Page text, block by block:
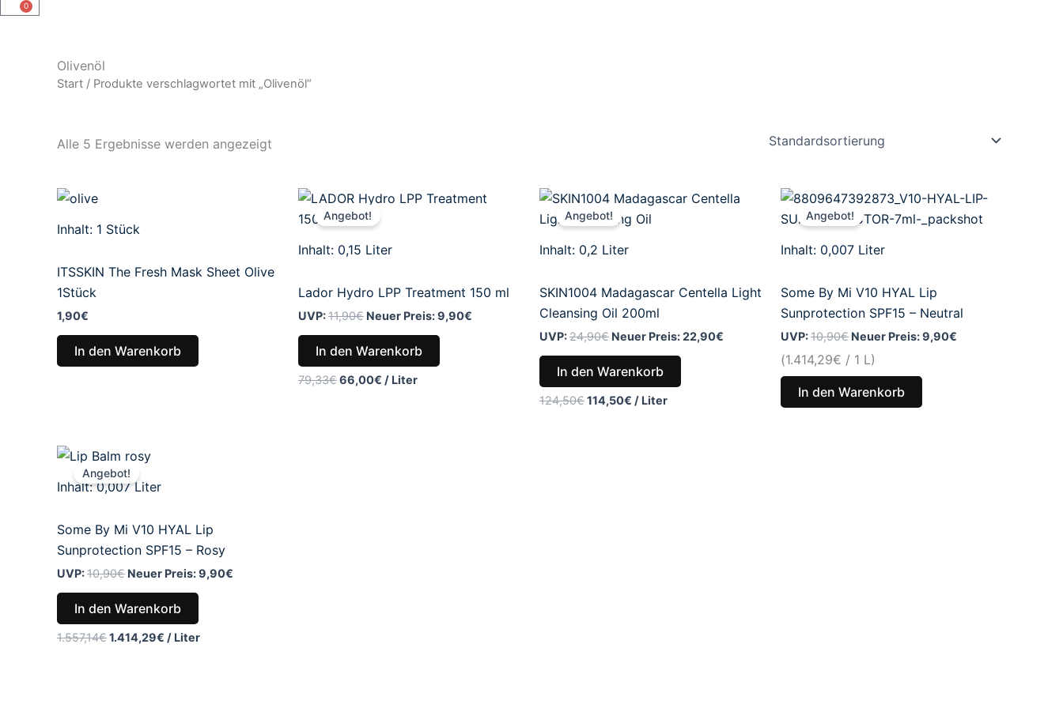
0
Warenkorb
Olivenöl
Start / Produkte verschlagwortet mit „Olivenöl“
Alle 5 Ergebnisse werden angezeigt
Inhalt: 1 Stück
ITSSKIN The Fresh Mask Sheet Olive
1Stück
1,90€
In den Warenkorb
Inhalt: 0,15 Liter
Angebot!
Lador Hydro LPP Treatment 150 ml
UVP:11,90€
Ursprünglicher
Preis
war:
Neuer Preis:9,90€
Aktueller
Preis
In den Warenkorb
79,33€66,00€ / Liter
Inhalt: 0,2 Liter
Angebot!
SKIN1004 Madagascar Centella Light
Cleansing Oil 200ml
UVP:24,90€
Ursprünglicher
Preis
war:
Neuer Preis:22,90€
Aktueller
Preis
In den Warenkorb
124,50€114,50€ / Liter
Inhalt: 0,007 Liter
Angebot!
Some By Mi V10 HYAL Lip
Sunprotection SPF15 – Neutral
UVP:10,90€
Ursprünglicher
Preis
war:
Neuer Preis:9,90€
Aktueller
ist:
(1.414,29€ / 1 L)
In den Warenkorb
Inhalt: 0,007Liter
Angebot!
Some By Mi V10 HYAL Lip
Sunprotection SPF15 – Rosy
UVP:10,90€
Ursprünglicher
Preis
war:
10,90€
Neuer Preis:9,90€
In den Warenkorb
1.557,14€1.414,29€ / Liter